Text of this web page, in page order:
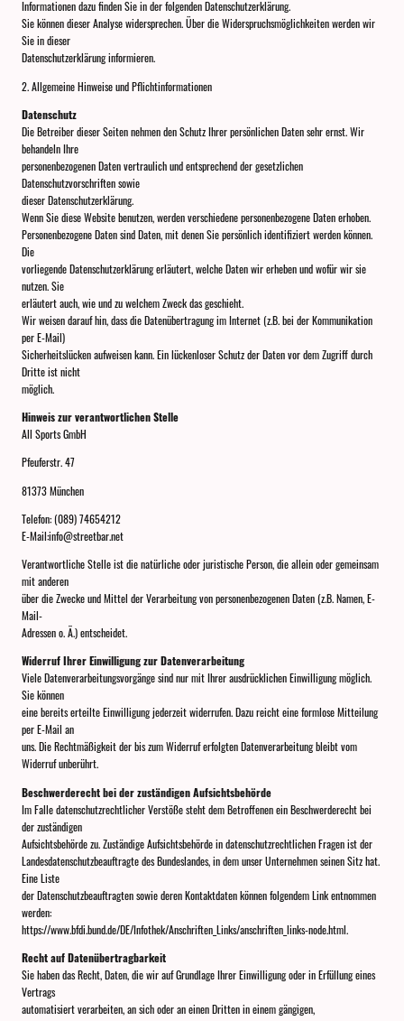
Informationen dazu finden Sie in der folgenden Datenschutzerklärung.
Sie können dieser Analyse widersprechen. Über die Widerspruchsmöglichkeiten werden wir
Sie in dieser
Datenschutzerklärung informieren.
2. Allgemeine Hinweise und Pflichtinformationen
Datenschutz
Die Betreiber dieser Seiten nehmen den Schutz Ihrer persönlichen Daten sehr ernst. Wir
behandeln Ihre
personenbezogenen Daten vertraulich und entsprechend der gesetzlichen
Datenschutzvorschriften sowie
dieser Datenschutzerklärung.
Wenn Sie diese Website benutzen, werden verschiedene personenbezogene Daten erhoben.
Personenbezogene Daten sind Daten, mit denen Sie persönlich identifiziert werden können.
Die
vorliegende Datenschutzerklärung erläutert, welche Daten wir erheben und wofür wir sie
nutzen. Sie
erläutert auch, wie und zu welchem Zweck das geschieht.
Wir weisen darauf hin, dass die Datenübertragung im Internet (z.B. bei der Kommunikation
per E-Mail)
Sicherheitslücken aufweisen kann. Ein lückenloser Schutz der Daten vor dem Zugriff durch
Dritte ist nicht
möglich.
Hinweis zur verantwortlichen Stelle
All Sports GmbH
Pfeuferstr. 47
81373 München
Telefon: (089) 74654212
E-Mail:info@streetbar.net
Verantwortliche Stelle ist die natürliche oder juristische Person, die allein oder gemeinsam
mit anderen
über die Zwecke und Mittel der Verarbeitung von personenbezogenen Daten (z.B. Namen, E-
Mail-
Adressen o. Ä.) entscheidet.
Widerruf Ihrer Einwilligung zur Datenverarbeitung
Viele Datenverarbeitungsvorgänge sind nur mit Ihrer ausdrücklichen Einwilligung möglich.
Sie können
eine bereits erteilte Einwilligung jederzeit widerrufen. Dazu reicht eine formlose Mitteilung
per E-Mail an
uns. Die Rechtmäßigkeit der bis zum Widerruf erfolgten Datenverarbeitung bleibt vom
Widerruf unberührt.
Beschwerderecht bei der zuständigen Aufsichtsbehörde
Im Falle datenschutzrechtlicher Verstöße steht dem Betroffenen ein Beschwerderecht bei
der zuständigen
Aufsichtsbehörde zu. Zuständige Aufsichtsbehörde in datenschutzrechtlichen Fragen ist der
Landesdatenschutzbeauftragte des Bundeslandes, in dem unser Unternehmen seinen Sitz hat.
Eine Liste
der Datenschutzbeauftragten sowie deren Kontaktdaten können folgendem Link entnommen
werden:
https://www.bfdi.bund.de/DE/Infothek/Anschriften_Links/anschriften_links-node.html.
Recht auf Datenübertragbarkeit
Sie haben das Recht, Daten, die wir auf Grundlage Ihrer Einwilligung oder in Erfüllung eines
Vertrags
automatisiert verarbeiten, an sich oder an einen Dritten in einem gängigen,